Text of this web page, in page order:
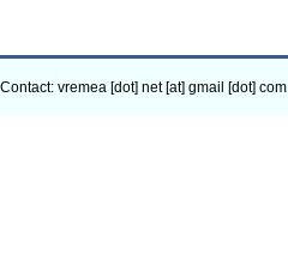
Contact: vremea [dot] net [at] gmail [dot] com